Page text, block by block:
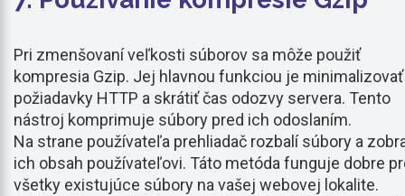
Pri zmenšovaní veľkosti súborov sa môže použiť
kompresia Gzip. Jej hlavnou funkciou je minimalizovať
požiadavky HTTP a skrátiť čas odozvy servera. Tento
nástroj komprimuje súbory pred ich odoslaním.
Na strane používateľa prehliadač rozbalí súbory a
ich obsah používateľovi. Táto metóda funguje dobre
všetky existujúce súbory na vašej webovej lokalite.